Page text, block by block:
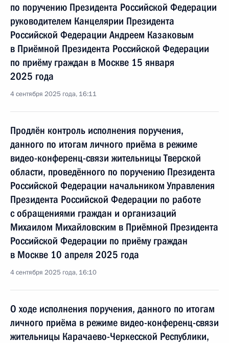
по поручению Президента Российской Федерации
руководителем Канцелярии Президента
Российской Федерации Андреем Казаковым
в Приёмной Президента Российской Федерации
по приёму граждан в Москве 15 января
2025 года
4 сентября 2025 года, 16:11
Продлён контроль исполнения поручения,
данного по итогам личного приёма в режиме
видео-конференц-связи жительницы Тверской
области, проведённого по поручению Президента
Российской Федерации начальником Управления
Президента Российской Федерации по работе
с обращениями граждан и организаций
Михаилом Михайловским в Приёмной Президента
Российской Федерации по приёму граждан
в Москве 10 апреля 2025 года
4 сентября 2025 года, 16:10
О ходе исполнения поручения, данного по итогам
личного приёма в режиме видео-конференц-связи
жительницы Карачаево-Черкесской Республики,